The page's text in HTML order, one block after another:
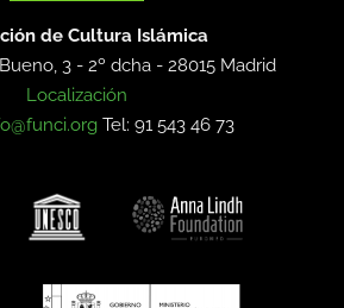
de Cultura Islámica
3 - 2º dcha -28015 Madrid
Localización
Tel: 91 543 46 73